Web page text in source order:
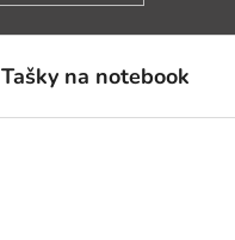
Tašky na notebook